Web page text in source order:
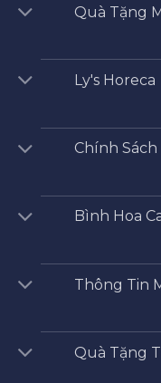
Quà Tặng
Ly's Horeca
Chính
Bình Hoa
Thông Tin
Quà Tặng